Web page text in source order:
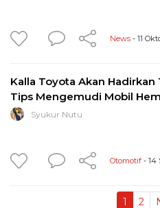
News - 11
Kalla Toyota Akan Hadirkan
Tips Mengemudi Mobil
Syukur Nutu
Otomotif - 14
1 2